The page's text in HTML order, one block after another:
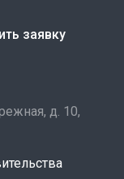
заявку
д. 10,